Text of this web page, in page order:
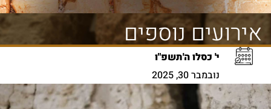
אירועים נוספים
י' כסלו ה'תשפ"ו
נובמבר 30, 2025